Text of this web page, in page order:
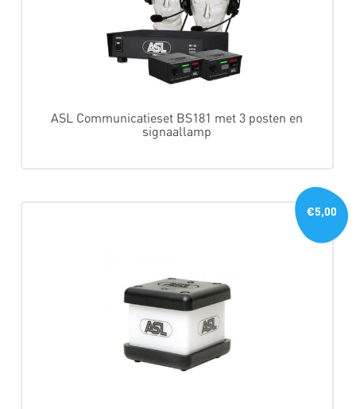
ASL Communicatieset BS181 met 3 posten en
signaallamp
€5,00